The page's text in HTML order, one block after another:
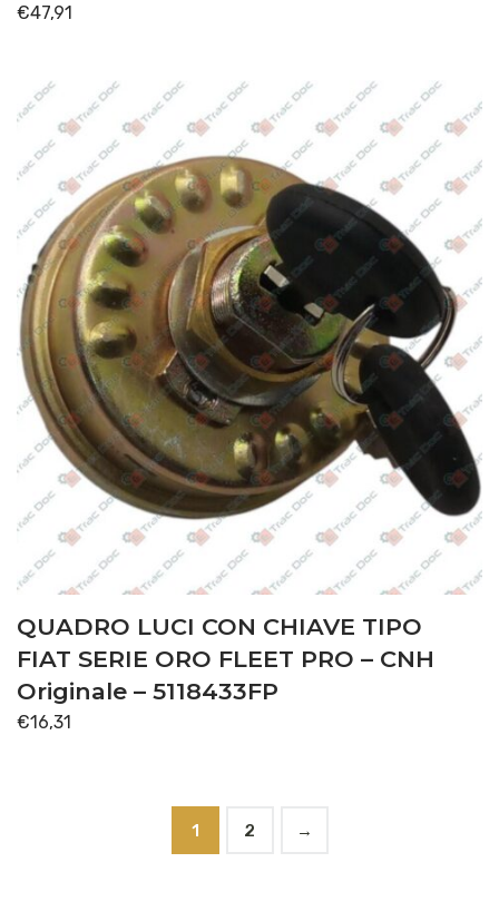
€47,91
QUADRO LUCI CON CHIAVE TIPO
FIAT SERIE ORO FLEET PRO – CNH
Originale – 5118433FP
€16,31
1 2 →